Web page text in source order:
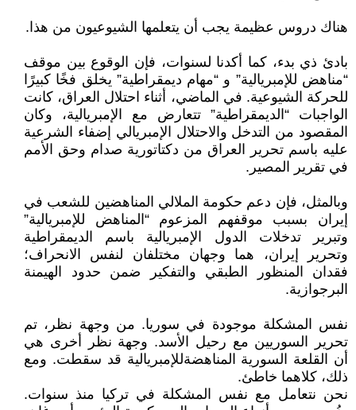
هناك دروس عظيمة يجب أن يتعلمها الشيوعيون من هذا.
بادئ ذي بدء، كما أكدنا لسنوات، فإن الوقوع بين موقف
“مناهض للإمبريالية” و “مهام ديمقراطية” يخلق فخًا كبيرًا
للحركة الشيوعية. في الماضي، أثناء احتلال العراق، كانت
الواجبات “الديمقراطية” تتعارض مع الإمبريالية، وكان
المقصود من التدخل والاحتلال الإمبريالي إضفاء الشرعية
عليه باسم تحرير العراق من دكتاتورية صدام وحق الأمم
في تقرير المصير.
وبالمثل، فإن دعم حكومة الملالي المناهضين للشعب في
إيران بسبب موقفهم المزعوم “المناهض للإمبريالية”
وتبرير تدخلات الدول الإمبريالية باسم الديمقراطية
وتحرير إيران، هما وجهان مختلفان لنفس الانحراف؛
فقدان المنظور الطبقي والتفكير ضمن حدود الهيمنة
البرجوازية.
نفس المشكلة موجودة في سوريا. من وجهة نظر، تم
تحرير السوريين مع رحيل الأسد. وجهة نظر أخرى هي
أن القلعة السورية المناهضةللإمبريالية قد سقطت. ومع
ذلك، كلاهما خاطئ.
نحن نتعامل مع نفس المشكلة في تركيا منذ سنوات.